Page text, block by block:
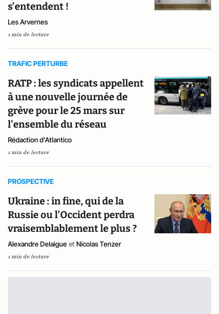
s’entendent !
Les Arvernes
1 min de lecture
TRAFIC PERTURBE
RATP : les syndicats appellent
à une nouvelle journée de
grève pour le 25 mars sur
l'ensemble du réseau
Rédaction d'Atlantico
1 min de lecture
PROSPECTIVE
Ukraine : in fine, qui de la
Russie ou l’Occident perdra
vraisemblablement le plus ?
Alexandre Delaigue et Nicolas Tenzer
1 min de lecture